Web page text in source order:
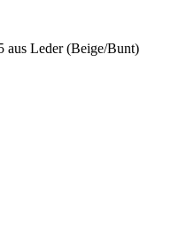
aus Leder (Beige/Bunt)